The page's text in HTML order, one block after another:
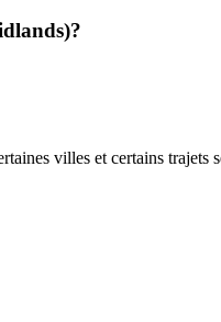
villes et certains trajets